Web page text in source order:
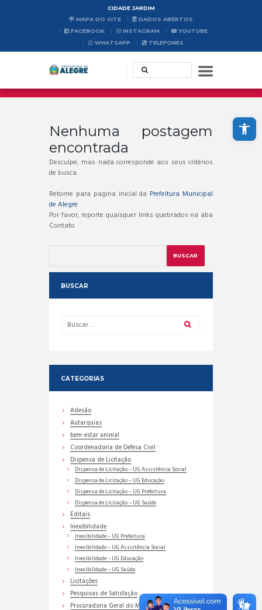
Abrir a barra de ferramentas
CIDADE JARDIM
MAPA DO SITE
DADOS ABERTOS
FACEBOOK
INSTAGRAM
YOUTUBE
WHATSAPP
TELEFONES
Nenhuma postagem
encontrada
Desculpe, mas nada corresponde aos seus critérios
de busca.
Retorne para pagina inicial da Prefeitura Municipal
de Alegre
Por favor, reporte quaisquer links quebrados na aba
Contato
BUSCAR
CATEGORIAS
Adesão
Autarquias
bem-estar animal
Coordenadoria de Defesa Civil
Dispensa de Licitação
Dispensa de Licitação – UG Assistência Social
Dispensa de Licitação – UG Educação
Dispensa de Licitação – UG Prefeitura
Dispensa de Licitação – UG Saúde
Editais
Inexibilidade
Inexibilidade – UG Prefeitura
Inexibilidade – UG Assistência Social
Inexibilidade – UG Educação
Inexibilidade – UG Saúde
Licitações
Pesquisas de Satisfação
Procuradoria Geral do Município